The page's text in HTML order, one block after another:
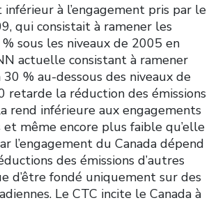
inférieur à l’engagement pris par le
qui consistait à ramener les
sous les niveaux de 2005 en
actuelle consistant à ramener
30 % au-dessous des niveaux de
retarde la réduction des émissions
rend inférieure aux engagements
même encore plus faible qu’elle
l’engagement du Canada dépend
des émissions d’autres
d’être fondé uniquement sur des
Le CTC incite le Canada à